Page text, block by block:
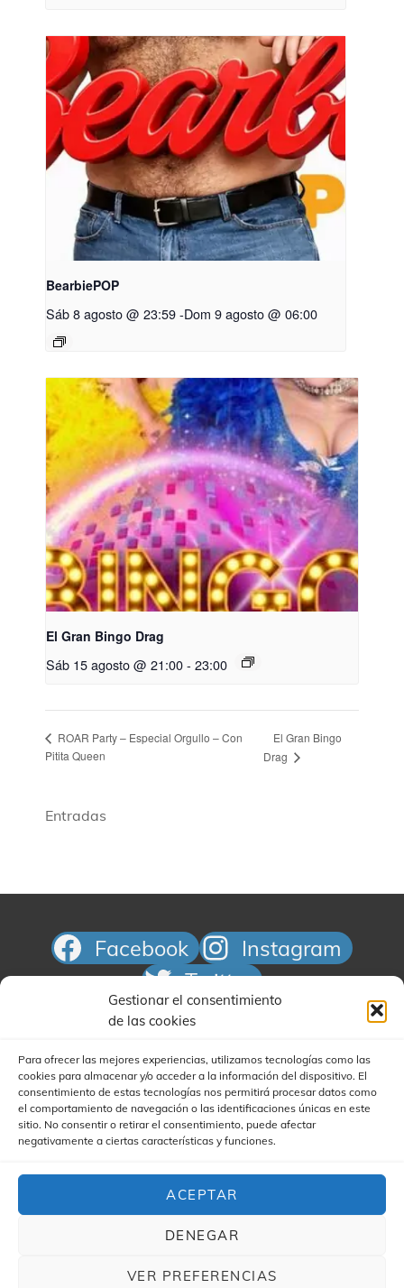
Gestionar el consentimiento
de las cookies
Para ofrecer las mejores experiencias, utilizamos tecnologías como las
cookies para almacenar y/o acceder a la información del dispositivo. El
consentimiento de estas tecnologías nos permitirá procesar datos como
el comportamiento de navegación o las identificaciones únicas en este
sitio. No consentir o retirar el consentimiento, puede afectar
negativamente a ciertas características y funciones.
ACEPTAR
DENEGAR
VER PREFERENCIAS
BearbiePOP
Sáb 8 agosto @ 23:59-Dom 9 agosto @ 06:00
El Gran Bingo Drag
Sáb 15 agosto @ 21:00- 23:00
ROAR Party – Especial Orgullo – Con
Pitita Queen
El Gran Bingo
Drag
Entradas
Facebook
Instagram
Twitter
Correo electrónico
Buscar